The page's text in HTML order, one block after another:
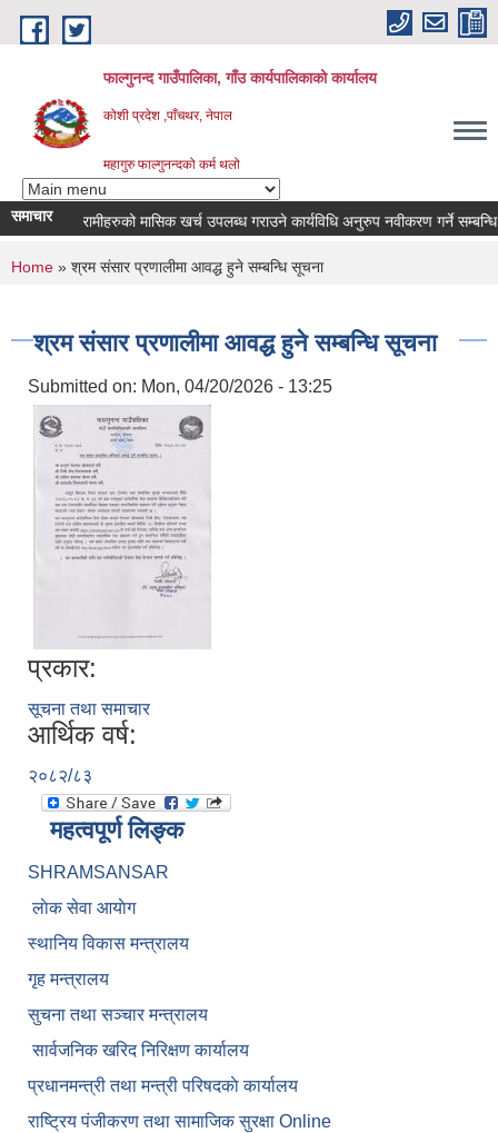
Skip to main content
फाल्गुनन्द गाउँपालिका, गाँउ कार्यपालिकाको कार्यालय
कोशी प्रदेश ,पाँचथर, नेपाल
महागुरु फाल्गुनन्दको कर्म थलो
समाचार
रोगका विरामीहरुको मासिक खर्च उपलब्ध गराउने कार्यविधि अनुरुप नवीकरण गर्ने सम्बन्धि
You are here
Home » श्रम संसार प्रणालीमा आवद्ध हुने सम्बन्धि सूचना
श्रम संसार प्रणालीमा आवद्ध हुने सम्बन्धि सूचना
Submitted on: Mon, 04/20/2026 - 13:25
प्रकार:
सूचना तथा समाचार
आर्थिक वर्ष:
२०८२/८३
महत्वपूर्ण लिङ्क
SHRAMSANSAR
लाेक सेवा आयाेग
स्थानिय विकास मन्त्रालय
गृह मन्त्रालय
सुचना तथा सञ्चार मन्त्रालय
सार्वजनिक खरिद निरिक्षण कार्यालय
प्रधानमन्त्री तथा मन्त्री परिषदकाे कार्यालय
राष्ट्रिय पंजीकरण तथा सामाजिक सुरक्षा Online